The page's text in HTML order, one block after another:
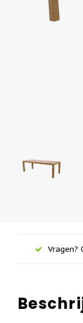
Vragen?